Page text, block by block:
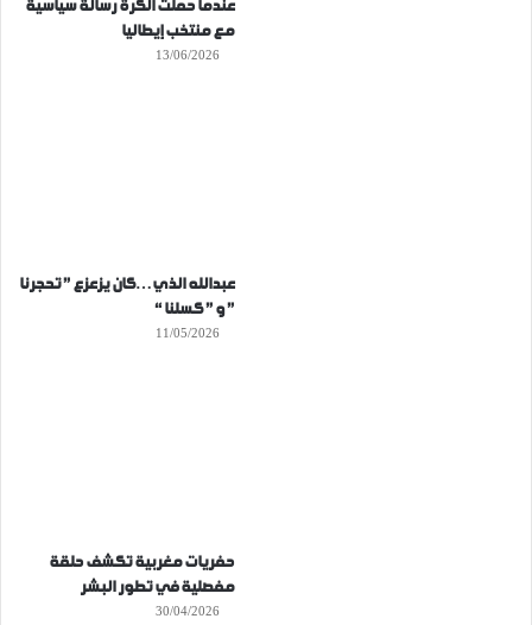
عندما حملت الكرة رسالة سياسية
مع منتخب إيطاليا
13/06/2026
عبدالله الذي…كان يزعزع ” تحجرنا
” و ” كسلنا “
11/05/2026
حفريات مغربية تكشف حلقة
مفصلية في تطور البشر
30/04/2026